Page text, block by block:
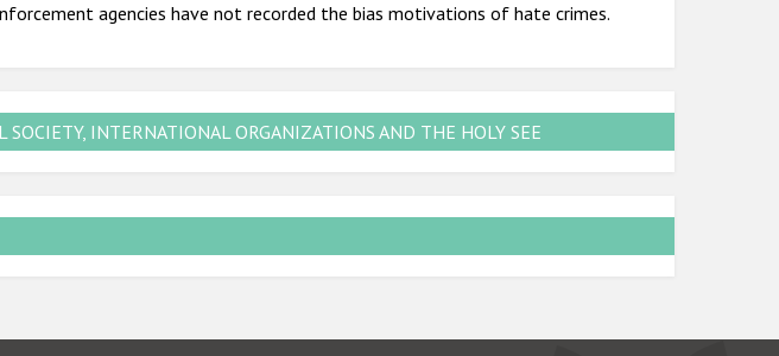
agencies have not recorded the bias motivations of hate crimes.
INTERNATIONAL ORGANIZATIONS AND THE HOLY SEE